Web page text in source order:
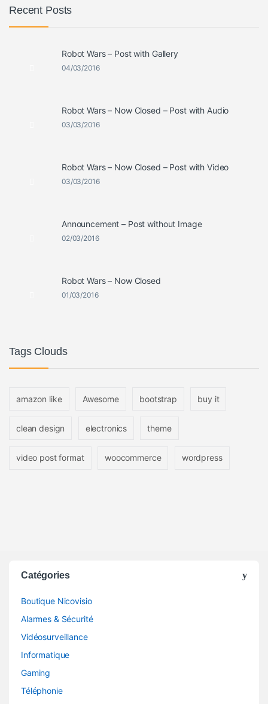
Recent Posts
Robot Wars – Post with Gallery
04/03/2016
Robot Wars – Now Closed – Post with Audio
03/03/2016
Robot Wars – Now Closed – Post with Video
03/03/2016
Announcement – Post without Image
02/03/2016
Robot Wars – Now Closed
01/03/2016
Tags Clouds
amazon like Awesome bootstrap buy it
clean design electronics theme
video post format woocommerce wordpress
Catégories
Boutique Nicovisio
Alarmes & Sécurité
Vidéosurveillance
Informatique
Gaming
Téléphonie